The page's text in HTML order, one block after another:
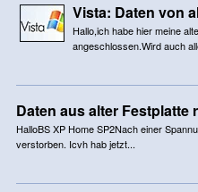
Vista: Daten von
Hallo,ich habe hier meine
angeschlossen.Wird auch
Daten aus alter Festplatte
HalloBS XP Home SP2Nach einer
verstorben. Icvh hab jetzt...